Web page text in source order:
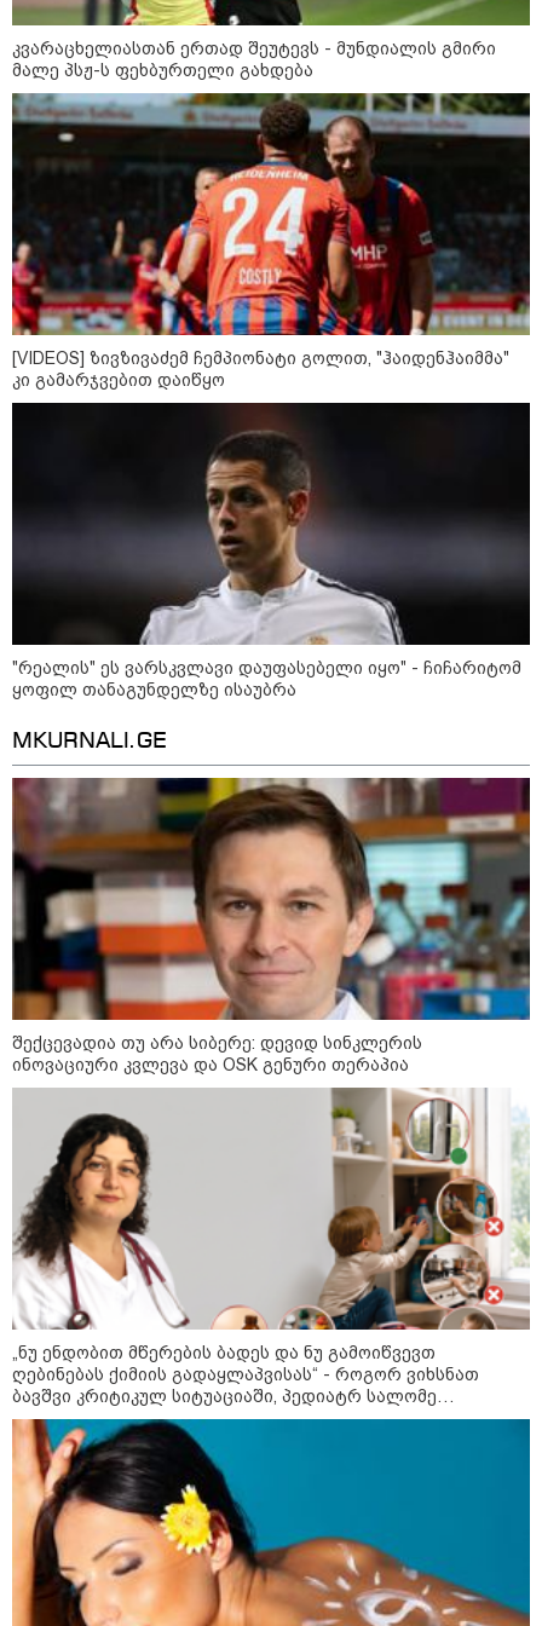
გამდიდრდება?
როგორ ჩავიცვათ 40 წლის
შემდეგ: მილიონერების
სტილისტის 8 ოქროს წესი და
აუცილებელი სამოსი
მსოფლიო
უძველესი სენი და ეპიდემია: აშშ-ში
ერთდროულად კეთრს და ნაწლავურ
ინფექციას ებრძვიან - რა უნდა ვიცოდეთ
და რამდენად სახიფათოა
21:17 / 08-08-2026
აშშ-მა საქართველოში
დაფუძნებული კრიპტოკომპანია
დაასანქცირა
18:35 / 08-08-2026
"ბულგარეთის საჰაერო
სივრცეში დრონი აფეთქდა" -
ბულგარეთის პრემიერ-მინისტრი
17:13 / 08-08-2026
"დასავლეთმა საქართველო
ჩვენ წინააღმდეგ
გეოპოლიტიკური ბრძოლის
უგუნურ იარაღად გამოიყენა" -
დიმიტრი მედვედევი
23:40 / 07-08-2026
იტალიამ ყველა ქალაქში
განგაშის წითელი დონე
გამოაცხადა
კვარაცხელიასთან ერთად შეუტევს - მუნდიალის გმირი
მალე პსჟ-ს ფეხბურთელი გახდება
[VIDEOS] ზივზივაძემ ჩემპიონატი გოლით, "ჰაიდენჰაიმმა"
კი გამარჯვებით დაიწყო
"რეალის" ეს ვარსკვლავი დაუფასებელი იყო" - ჩიჩარიტომ
ყოფილ თანაგუნდელზე ისაუბრა
MKURNALI.GE
შექცევადია თუ არა სიბერე: დევიდ სინკლერის
ინოვაციური კვლევა და OSK გენური თერაპია
„ნუ ენდობით მწერების ბადეს და ნუ გამოიწვევთ
ღებინებას ქიმიის გადაყლაპვისას“ - როგორ ვიხსნათ
ბავშვი კრიტიკულ სიტუაციაში, პედიატრ სალომე
ახვლედიანის რჩევები